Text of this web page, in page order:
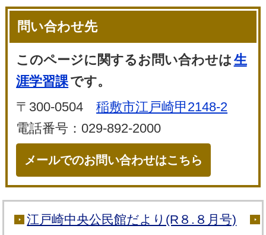
問い合わせ先
このページに関するお問い合わせは生
涯学習課です。
〒300-0504稲敷市江戸崎甲2148-2
電話番号：029-892-2000
メールでのお問い合わせはこちら
江戸崎中央公民館だより(R８.８月号)